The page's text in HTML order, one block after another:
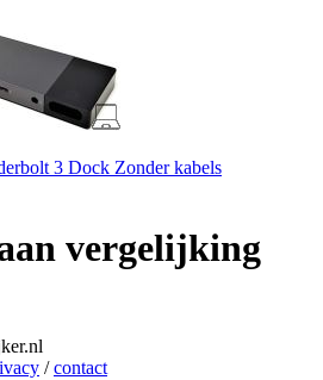
3 Dock Zonder kabels
vergelijking
/contact